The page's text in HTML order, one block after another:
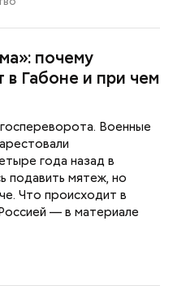
почему
Габоне и при чем
Военные
года назад в
подавить мятеж, но
Что происходит в
— в материале